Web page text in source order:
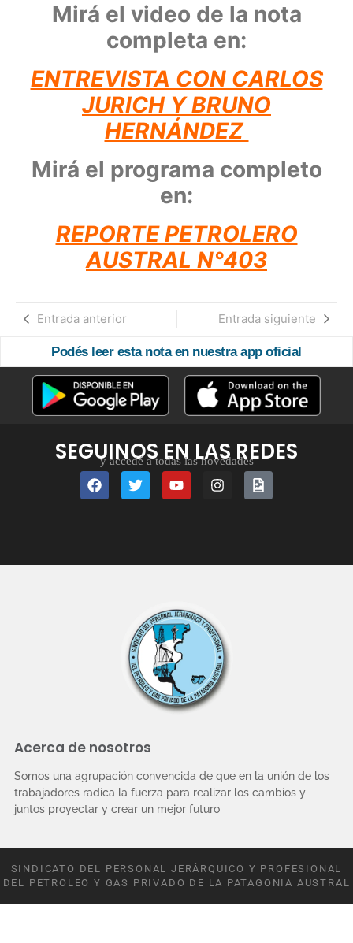
Mirá el video de la nota
completa en:
ENTREVISTA CON CARLOS
JURICH Y BRUNO
HERNÁNDEZ
Mirá el programa completo
en:
REPORTE PETROLERO
AUSTRAL N°403
Entrada anterior Entrada siguiente
Podés leer esta nota en nuestra app oficial
SEGUINOS EN LAS REDES
y accedé a todas las novedades
Acerca de nosotros
Somos una agrupación convencida de que en la unión de los
trabajadores radica la fuerza para realizar los cambios y
juntos proyectar y crear un mejor futuro
SINDICATO DEL PERSONAL JERÁRQUICO Y PROFESIONAL
DEL PETROLEO Y GAS PRIVADO DE LA PATAGONIA AUSTRAL